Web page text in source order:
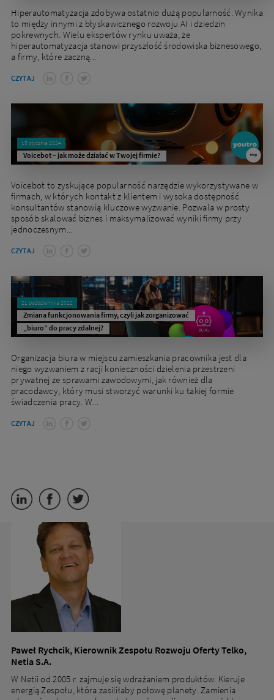
Hiperautomatyzacja zdobywa ostatnio dużą popularność. Wynika
to między innymi z błyskawicznego rozwoju AI i dziedzin
pokrewnych. Wielu ekspertów rynku uważa, że
hiperautomatyzacja stanowi przyszłość środowiska biznesowego,
a firmy, które zaczną...
CZYTAJ
15 stycznia 2024
Voicebot – jak może działać w Twojej firmie?
Voicebot to zyskujące popularność narzędzie wykorzystywane w
firmach, w których kontakt z klientem i wysoka dostępność
konsultantów stanowią kluczowe wyzwanie. Pozwala w prosty
sposób skalować biznes i maksymalizować wyniki firmy przy
jednoczesnym...
CZYTAJ
21 października 2022
Zmiana funkcjonowania firmy, czyli jak zorganizować
„biuro” do pracy zdalnej?
Organizacja biura w miejscu zamieszkania pracownika jest dla
niego wyzwaniem z racji konieczności dzielenia przestrzeni
prywatnej ze sprawami zawodowymi, jak również dla
pracodawcy, który musi stworzyć warunki ku takiej formie
świadczenia pracy. W...
CZYTAJ
Paweł Rychcik, Kierownik Zespołu Rozwoju Oferty Telko,
Netia S.A.
W Netii od 2005 r. zajmuje się wdrażaniem produktów. Kieruje
energią Zespołu, która zasiliłaby połowę planety. Zamienia